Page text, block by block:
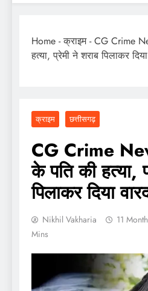
Home -क्राइम-CG Crime
हत्या, प्रेमी ने शराब पिलाकर
क्राइम छत्तीसगढ़
CG Crime
के पति की हत्या,
पिलाकर दिया
Nikhil Vakharia 11
Mins